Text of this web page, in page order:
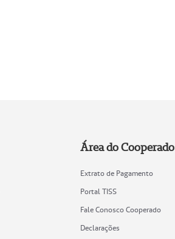
Área do Cooperado
Extrato de Pagamento
Portal TISS
Fale Conosco Cooperado
Declarações